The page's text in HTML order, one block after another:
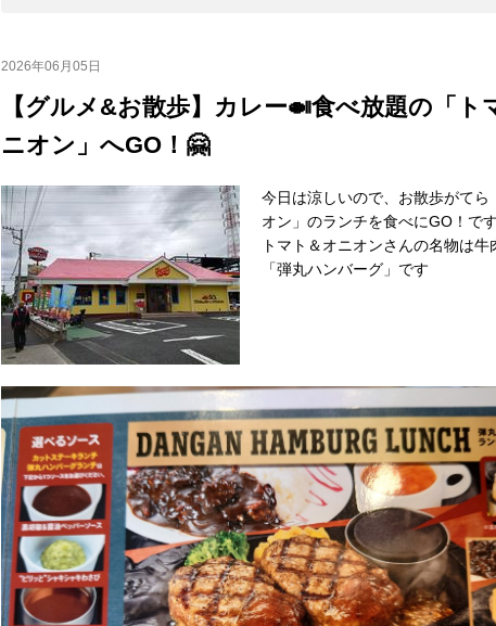
2026年06月05日
【グルメ&お散歩】カレー🍛食べ放題の「ト
ニオン」へGO！🤗
今日は涼しいので、お散歩がてら
オン」のランチを食べにGO！で
トマト＆オニオンさんの名物は
「弾丸ハンバーグ」です